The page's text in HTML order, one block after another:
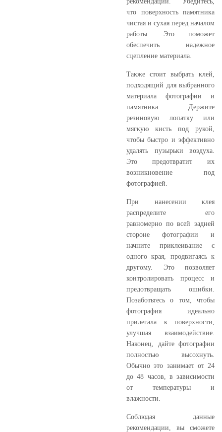
что поверхность памятника
чистая и сухая перед началом
работы. Это поможет
обеспечить надежное
сцепление материала.
Также стоит выбрать клей,
подходящий для выбранного
материала фотографии и
памятника. Держите
резиновую лопатку или
мягкую кисть под рукой,
чтобы быстро и эффективно
удалять пузырьки воздуха.
Это предотвратит их
возникновение под
фотографией.
При нанесении клея
распределите его
равномерно по всей задней
стороне фотографии и
начните приклеивание с
одного края, продвигаясь к
другому. Это позволяет
контролировать процесс и
предотвращать ошибки.
Позаботьтесь о том, чтобы
фотография идеально
прилегала к поверхности,
улучшая взаимодействие.
Наконец, дайте фотографии
полностью высохнуть.
Обычно это занимает от 24
до 48 часов, в зависимости
от температуры и
влажности.
Соблюдая данные
рекомендации, вы сможете